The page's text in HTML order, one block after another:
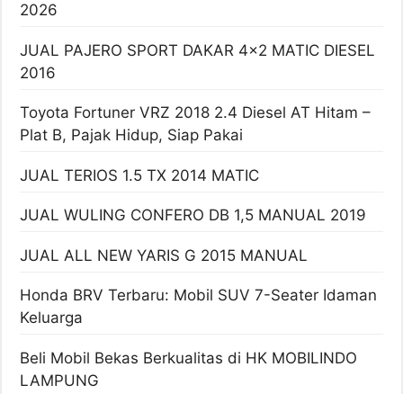
2026
JUAL PAJERO SPORT DAKAR 4×2 MATIC DIESEL
2016
Toyota Fortuner VRZ 2018 2.4 Diesel AT Hitam –
Plat B, Pajak Hidup, Siap Pakai
JUAL TERIOS 1.5 TX 2014 MATIC
JUAL WULING CONFERO DB 1,5 MANUAL 2019
JUAL ALL NEW YARIS G 2015 MANUAL
Honda BRV Terbaru: Mobil SUV 7-Seater Idaman
Keluarga
Beli Mobil Bekas Berkualitas di HK MOBILINDO
LAMPUNG